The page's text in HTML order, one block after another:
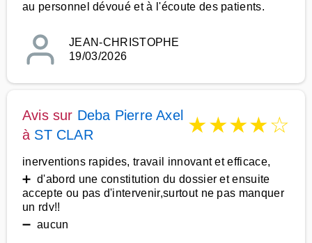
au personnel dévoué et à l'écoute des patients.
JEAN-CHRISTOPHE
19/03/2026
Avis sur Deba Pierre Axel
à ST CLAR ★★★★☆
inerventions rapides, travail innovant et efficace,
➕ d'abord une constitution du dossier et ensuite
accepte ou pas d'intervenir,surtout ne pas manquer
un rdv!!
➖ aucun